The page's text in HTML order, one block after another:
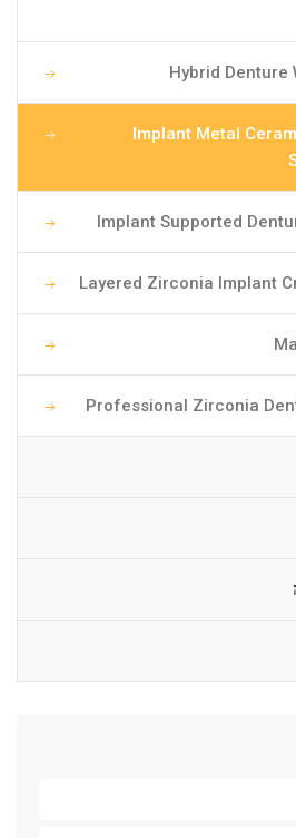
Hybrid Denture
Implant Metal
Implant Supported
Layered Zirconia Implant
Professional Zirconia